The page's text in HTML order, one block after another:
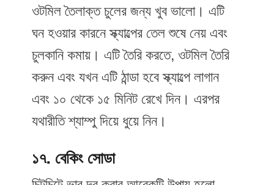
ওটমিল তৈলাক্ত চুলের জন্য খুব ভালো। এটি
ঘন হওয়ার কারনে স্ক্যাল্পের তেল শুষে নেয় এবং
চুলকানি কমায়। এটি তৈরি করতে, ওটমিল তৈরি
করুন এবং যখন এটি ঠান্ডা হবে স্ক্যাল্পে লাগান
এবং ১০ থেকে ১৫ মিনিট রেখে দিন। এরপর
যথারীতি শ্যাম্পু দিয়ে ধুয়ে নিন।
১৭. বেকিং সোডা